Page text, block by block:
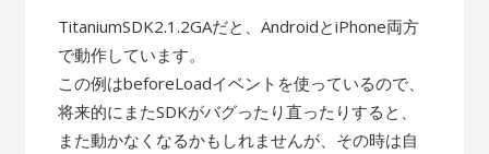
TitaniumSDK2.1.2GAだと、AndroidとiPhone両方
で動作しています。
この例はbeforeLoadイベントを使っているので、
将来的にまたSDKがバグったり直ったりすると、
また動かなくなるかもしれませんが、その時は自